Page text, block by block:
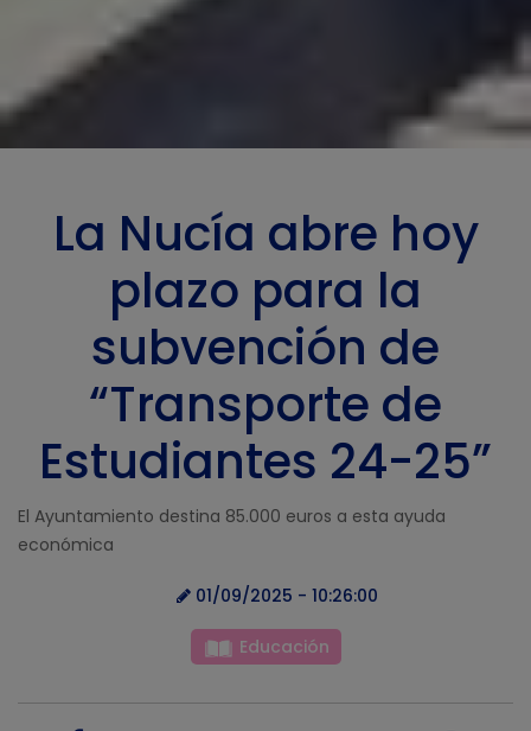
La Nucía abre hoy
plazo para la
subvención de
“Transporte de
Estudiantes 24-25”
El Ayuntamiento destina 85.000 euros a esta ayuda
económica
01/09/2025 - 10:26:00
Educación